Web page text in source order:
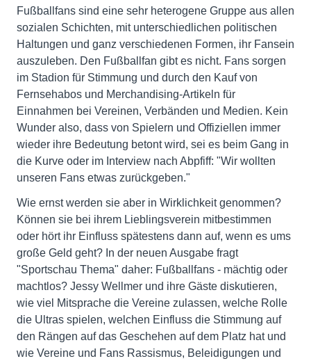
Fußballfans sind eine sehr heterogene Gruppe aus allen
sozialen Schichten, mit unterschiedlichen politischen
Haltungen und ganz verschiedenen Formen, ihr Fansein
auszuleben. Den Fußballfan gibt es nicht. Fans sorgen
im Stadion für Stimmung und durch den Kauf von
Fernsehabos und Merchandising-Artikeln für
Einnahmen bei Vereinen, Verbänden und Medien. Kein
Wunder also, dass von Spielern und Offiziellen immer
wieder ihre Bedeutung betont wird, sei es beim Gang in
die Kurve oder im Interview nach Abpfiff: "Wir wollten
unseren Fans etwas zurückgeben."
Wie ernst werden sie aber in Wirklichkeit genommen?
Können sie bei ihrem Lieblingsverein mitbestimmen
oder hört ihr Einfluss spätestens dann auf, wenn es ums
große Geld geht? In der neuen Ausgabe fragt
"Sportschau Thema" daher: Fußballfans - mächtig oder
machtlos? Jessy Wellmer und ihre Gäste diskutieren,
wie viel Mitsprache die Vereine zulassen, welche Rolle
die Ultras spielen, welchen Einfluss die Stimmung auf
den Rängen auf das Geschehen auf dem Platz hat und
wie Vereine und Fans Rassismus, Beleidigungen und